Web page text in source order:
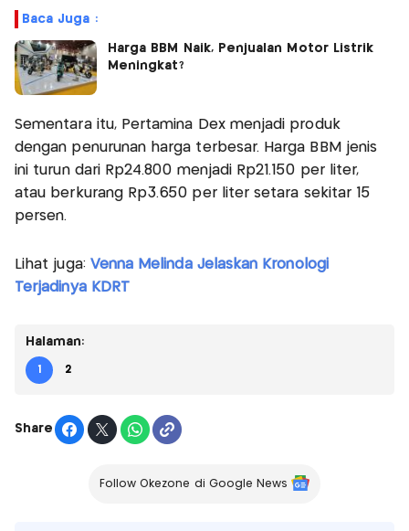
Baca Juga :
Harga BBM Naik, Penjualan Motor Listrik
Meningkat?
Sementara itu, Pertamina Dex menjadi produk
dengan penurunan harga terbesar. Harga BBM jenis
ini turun dari Rp24.800 menjadi Rp21.150 per liter,
atau berkurang Rp3.650 per liter setara sekitar 15
persen.
Lihat juga: Venna Melinda Jelaskan Kronologi
Terjadinya KDRT
Halaman:
1 2
Share
Follow Okezone di Google News